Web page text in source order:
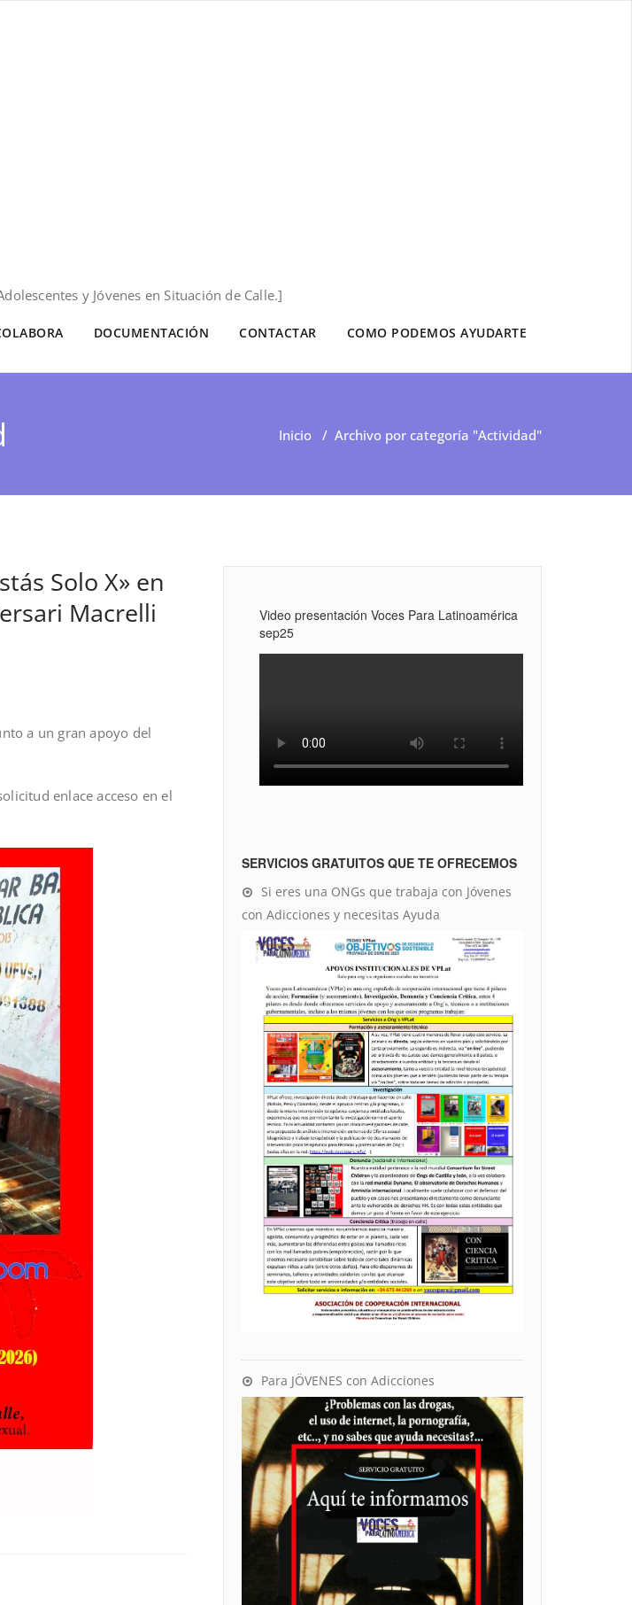
y Jóvenes en Situación de Calle.]
DOCUMENTACIÓN CONTACTAR COMO PODEMOS AYUDARTE
Inicio / Archivo por categoría "Actividad"
Solo X» en
Macrelli
a un gran apoyo del
enlace acceso en el
Video presentación Voces Para Latinoamérica
sep25
SERVICIOS GRATUITOS QUE TE OFRECEMOS
Si eres una ONGs que trabaja con Jóvenes
con Adicciones y necesitas Ayuda
Para JÖVENES con Adicciones